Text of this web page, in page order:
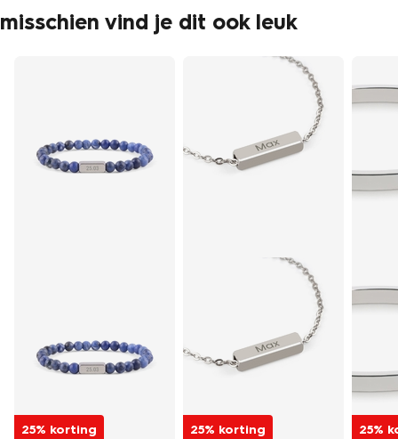
misschien vind je dit ook leuk
25% korting 25% korting 25%